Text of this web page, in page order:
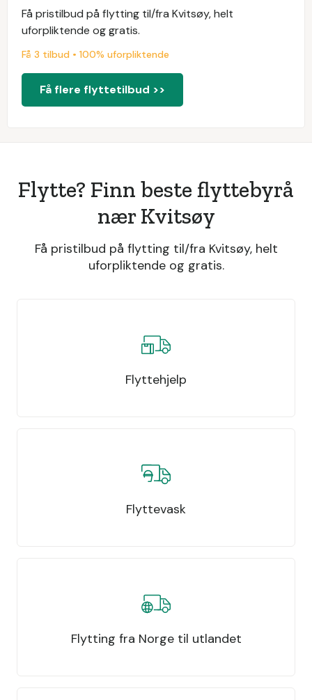
Få pristilbud på flytting til/fra Kvitsøy, helt
uforpliktende og gratis.
Få 3 tilbud • 100% uforpliktende
Få flere flyttetilbud >>
Flytte? Finn beste flyttebyrå
nær Kvitsøy
Få pristilbud på flytting til/fra Kvitsøy, helt
uforpliktende og gratis.
Flyttehjelp
Flyttevask
Flytting fra Norge til utlandet